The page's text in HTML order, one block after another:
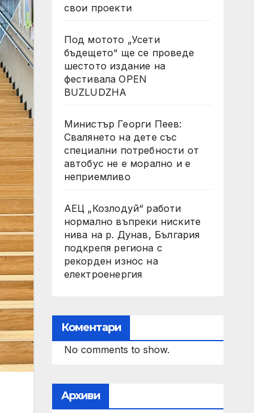
свои проекти
Под мотото „Усети
бъдещето“ ще се проведе
шестото издание на
фестивала OPEN
BUZLUDZHA
Министър Георги Пеев:
Свалянето на дете със
специални потребности от
автобус не е морално и е
неприемливо
АЕЦ „Козлодуй“ работи
нормално въпреки ниските
нива на р. Дунав, България
подкрепя региона с
рекорден износ на
електроенергия
Коментари
No comments to show.
Архиви